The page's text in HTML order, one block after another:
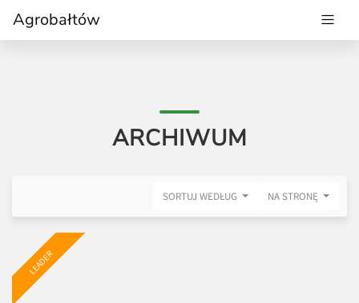
Agrobałtów
ARCHIWUM
SORTUJ WEDŁUG NA STRONĘ
LEADER